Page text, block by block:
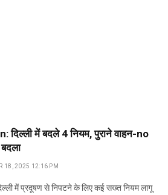
में बदले 4 नियम, पुराने वाहन-no
18, 2025 12:16 PM
में प्रदूषण से निपटने के लिए कई सख्त नियम लागू